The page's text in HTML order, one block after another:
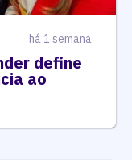
há 1 semana
define
ao